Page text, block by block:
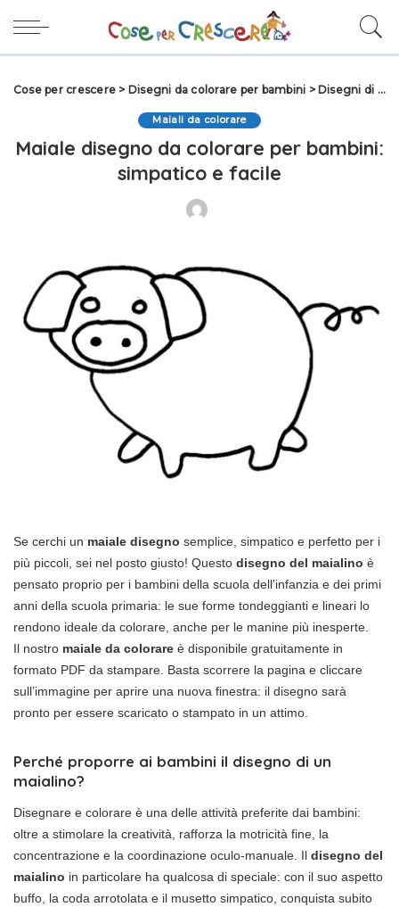
Cose per crescere > Disegni da colorare per bambini > Disegni di Animali da colorare
Maiali da colorare
Maiale disegno da colorare per bambini:
simpatico e facile
Se cerchi un maiale disegno semplice, simpatico e perfetto per i
più piccoli, sei nel posto giusto! Questo disegno del maialino è
pensato proprio per i bambini della scuola dell’infanzia e dei primi
anni della scuola primaria: le sue forme tondeggianti e lineari lo
rendono ideale da colorare, anche per le manine più inesperte.
Il nostro maiale da colorare è disponibile gratuitamente in
formato PDF da stampare. Basta scorrere la pagina e cliccare
sull’immagine per aprire una nuova finestra: il disegno sarà
pronto per essere scaricato o stampato in un attimo.
Perché proporre ai bambini il disegno di un
maialino?
Disegnare e colorare è una delle attività preferite dai bambini:
oltre a stimolare la creatività, rafforza la motricità fine, la
concentrazione e la coordinazione oculo-manuale. Il disegno del
maialino in particolare ha qualcosa di speciale: con il suo aspetto
buffo, la coda arrotolata e il musetto simpatico, conquista subito